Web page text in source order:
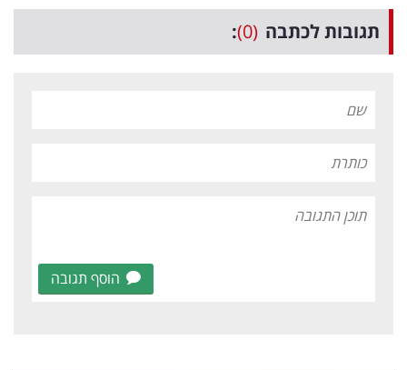
תגובות לכתבה (0)
:
הוסף תגובה